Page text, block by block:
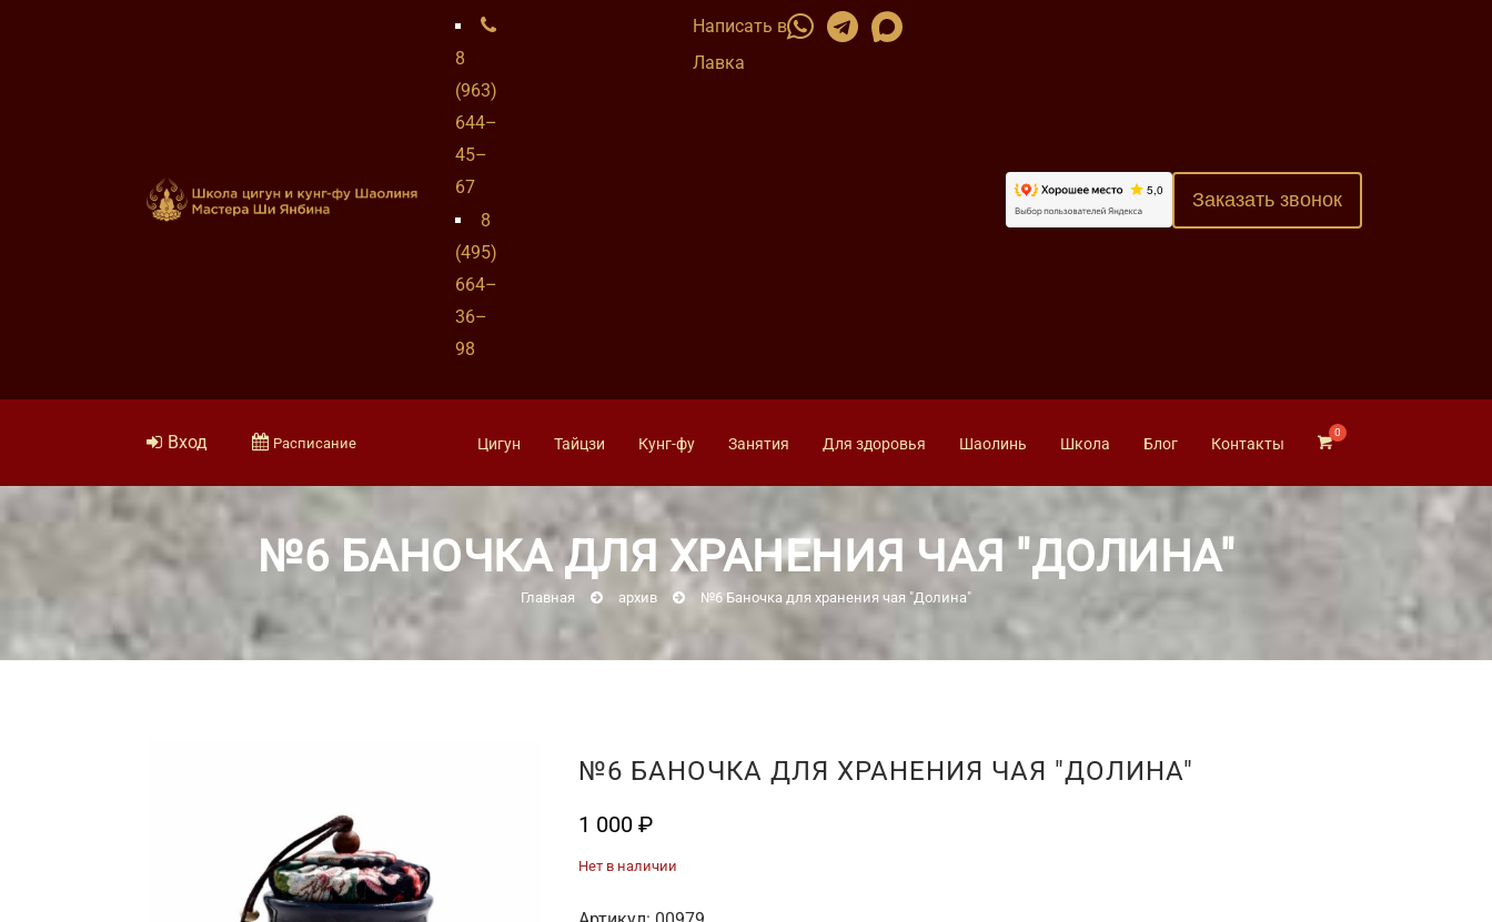
8
(963)
644–
45–
67
8
(495)
664–
36–
98
Написать в
Лавка
Заказать звонок
Вход Расписание Цигун Тайцзи Кунг-фу Занятия Для здоровья Шаолинь Школа Блог Контакты
№6 БАНОЧКА ДЛЯ ХРАНЕНИЯ ЧАЯ "ДОЛИНА"
Главная архив №6 Баночка для хранения чая "Долина"
№6 БАНОЧКА ДЛЯ ХРАНЕНИЯ ЧАЯ "ДОЛИНА"
1 000 ₽
Нет в наличии